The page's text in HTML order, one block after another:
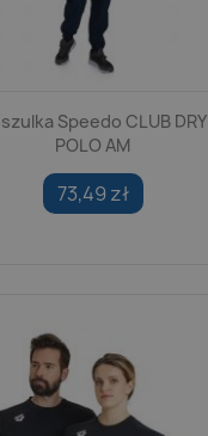
Speedo CLUB DRY
POLO AM
73,49 zł